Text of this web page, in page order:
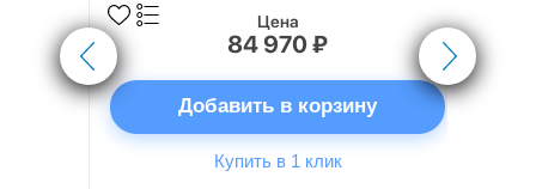
Цена
84 970 ₽
Добавить в корзину
Купить в 1 клик